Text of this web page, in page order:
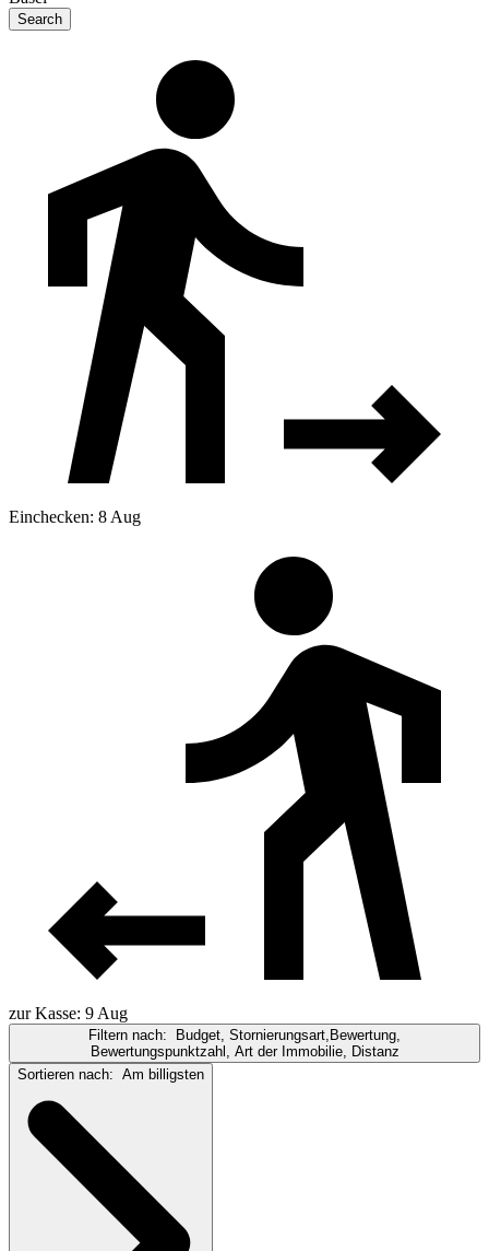
Search
Einchecken: 8 Aug
zur Kasse: 9 Aug
Filtern nach:
Budget, Stornierungsart,Bewertung,
Bewertungspunktzahl, Art der Immobilie, Distanz
Sortieren nach: Am billigsten